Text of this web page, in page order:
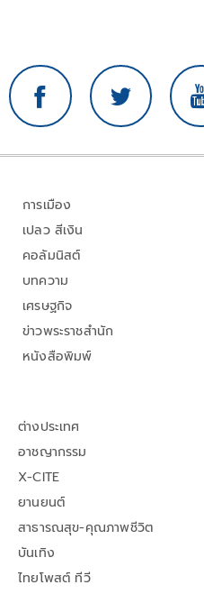
การเมือง
เปลว สีเงิน
คอลัมนิสต์
บทความ
เศรษฐกิจ
ข่าวพระราชสำนัก
หนังสือพิมพ์
ต่างประเทศ
อาชญากรรม
X-CITE
ยานยนต์
สาธารณสุข-คุณภาพชีวิต
บันเทิง
ไทยโพสต์ ทีวี